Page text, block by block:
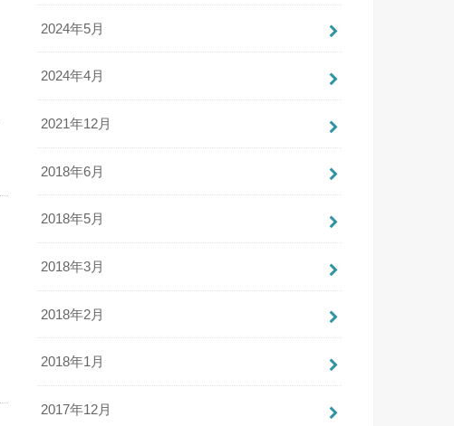
2024年5月
2024年4月
2021年12月
2018年6月
2018年5月
2018年3月
2018年2月
2018年1月
2017年12月